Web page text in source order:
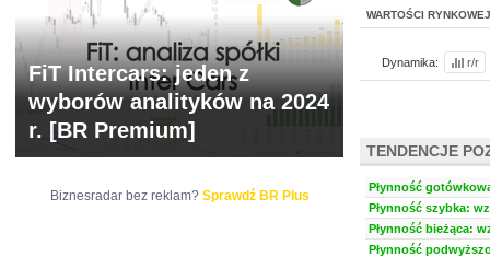
WARTOŚCI RYNKOWEJ
Dynamika: r/r
TENDENCJE
Płynność
Płynność szybka:
Płynność bieżąca:
Płynność
FiT Intercars: jeden z
wyborów analityków na 2024
r. [BR Premium]
Biznesradar bez reklam? Sprawdź BR Plus